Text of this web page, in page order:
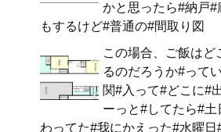
かと思ったら#納戸#
もするけど#普通の#間取り図
この場合、ご飯はど
るのだろうか#って
関#入って#どこに#
ーっと#してたら#土
わってた#我にかえった#水曜日